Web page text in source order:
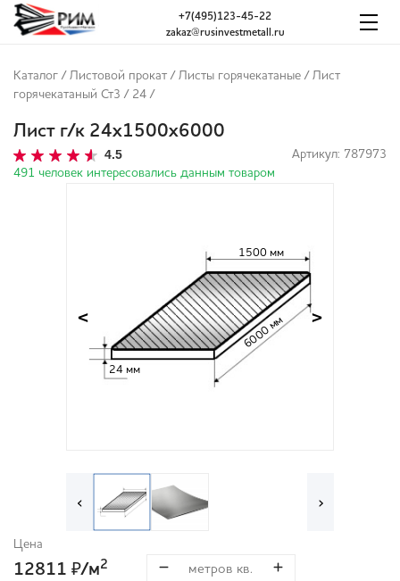
zakaz@rusinvestmetall.ru
+7(495)123-45-22
Каталог / Листовой прокат / Листы горячекатаные / Лист
горячекатаный Ст3 / 24 /
Лист г/к 24х1500х6000
4.5
Артикул: 787973
491 человек интересовались данным товаром
1500 мм
6000 мм
24 мм
< >
‹ ›
Цена
12811 ₽/м2